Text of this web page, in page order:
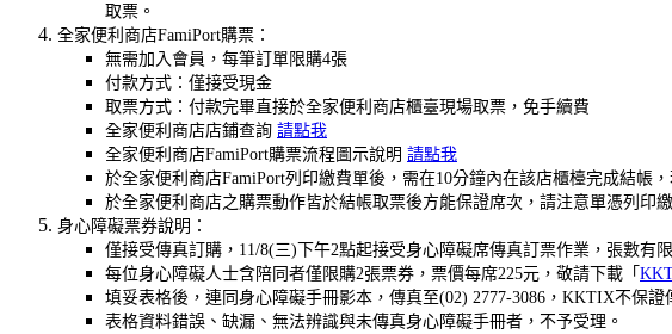
取票。
全家便利商店FamiPort購票：
無需加入會員，每筆訂單限購4張
付款方式：僅接受現金
取票方式：付款完畢直接於全家便利商店櫃臺現場取票，免手續費
全家便利商店店鋪查詢 請點我
全家便利商店FamiPort購票流程圖示說明 請點我
於全家便利商店FamiPort列印繳費單後，需在10分鐘內在該店櫃檯完成結帳
於全家便利商店之購票動作皆於結帳取票後方能保證席次，請注意單憑列印
身心障礙票券說明：
僅接受傳真訂購，11/8(三)下午2點起接受身心障礙席傳真訂票作業，張數有
每位身心障礙人士含陪同者僅限購2張票券，票價每席225元，敬請下載「
填妥表格後，連同身心障礙手冊影本，傳真至(02) 2777-3086，KKTIX不保
表格資料錯誤、缺漏、無法辨識與未傳真身心障礙手冊者，不予受理。